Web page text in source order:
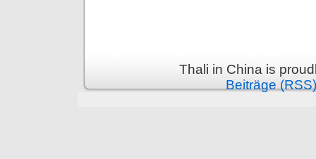
Thali in China is
Beiträge (RSS)